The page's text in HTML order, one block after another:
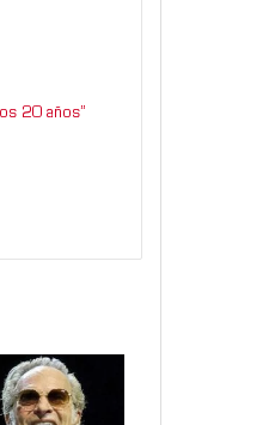
20 años”